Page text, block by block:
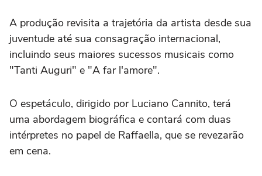
A produção revisita a trajetória da artista desde sua
juventude até sua consagração internacional,
incluindo seus maiores sucessos musicais como
"Tanti Auguri" e "A far l'amore".
O espetáculo, dirigido por Luciano Cannito, terá
uma abordagem biográfica e contará com duas
intérpretes no papel de Raffaella, que se revezarão
em cena.